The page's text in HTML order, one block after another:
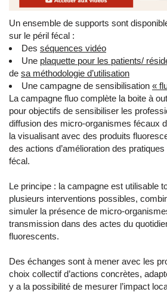
Un ensemble de supports sont
sur le péril fécal :
Des séquences vidéo
Une plaquette pour les patients/
de sa méthodologie d’utilisation
Une campagne de sensibilisation «
La campagne fluo complète la boite à
pour objectifs de sensibiliser les
diffusion des micro-organismes fécaux
la visualisant avec des produits
des actions d’amélioration des
fécal.
Le principe : la campagne est utilisable
plusieurs interventions possibles,
simuler la présence de micro-
transmission dans des actes du
fluorescents.
Des échanges sont à mener avec les
choix collectif d’actions concrètes,
y a la possibilité de mesurer l’impact